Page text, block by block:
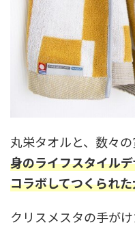
丸栄タオルと、数々
身のライフスタイル
コラボしてつくられ
クリスメスタの手が